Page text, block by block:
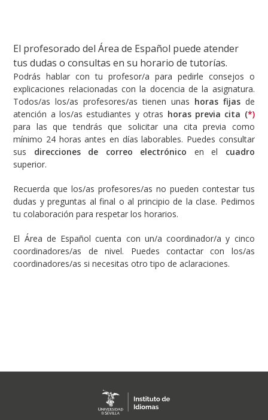
El profesorado del Área de Español puede atender
tus dudas o consultas en su horario de tutorías.
Podrás hablar con tu profesor/a para pedirle consejos o
explicaciones relacionadas con la docencia de la asignatura.
Todos/as los/as profesores/as tienen unas horas fijas de
atención a los/as estudiantes y otras horas previa cita (*)
para las que tendrás que solicitar una cita previa como
mínimo 24 horas antes en días laborables. Puedes consultar
sus direcciones de correo electrónico en el cuadro
superior.
Recuerda que los/as profesores/as no pueden contestar tus
dudas y preguntas al final o al principio de la clase. Pedimos
tu colaboración para respetar los horarios.
El Área de Español cuenta con un/a coordinador/a y cinco
coordinadores/as de nivel. Puedes contactar con los/as
coordinadores/as si necesitas otro tipo de aclaraciones.